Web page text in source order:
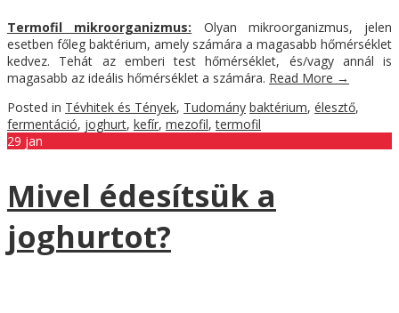
Termofil mikroorganizmus: Olyan mikroorganizmus, jelen
esetben főleg baktérium, amely számára a magasabb hőmérséklet
kedvez. Tehát az emberi test hőmérséklet, és/vagy annál is
magasabb az ideális hőmérséklet a számára. Read More →
Posted in Tévhitek és Tények, Tudomány baktérium, élesztő,
fermentáció, joghurt, kefír, mezofil,termofil
29 jan
Mivel édesítsük a
joghurtot?